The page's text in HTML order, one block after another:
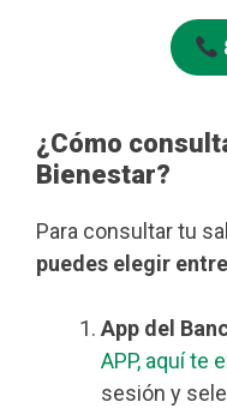
¿Cómo
Bienestar?
Para consultar tu
puedes elegir
App del
APP, aquí te
sesión y